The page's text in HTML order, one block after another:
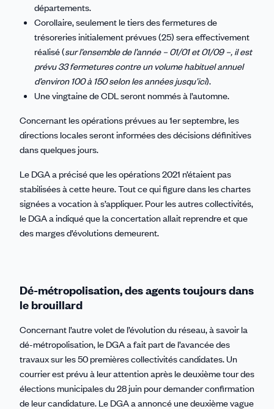
départements.
Corollaire, seulement le tiers des fermetures de
trésoreries initialement prévues (25) sera effectivement
réalisé (sur l’ensemble de l’année – 01/01 et 01/09 –, il est
prévu 33 fermetures contre un volume habituel annuel
d’environ 100 à 150 selon les années jusqu’ici).
Une vingtaine de CDL seront nommés à l’automne.
Concernant les opérations prévues au 1er septembre, les
directions locales seront informées des décisions définitives
dans quelques jours.
Le DGA a précisé que les opérations 2021 n’étaient pas
stabilisées à cette heure. Tout ce qui figure dans les chartes
signées a vocation à s’appliquer. Pour les autres collectivités,
le DGA a indiqué que la concertation allait reprendre et que
des marges d’évolutions demeurent.
Dé-métropolisation, des agents toujours dans
le brouillard
Concernant l’autre volet de l’évolution du réseau, à savoir la
dé-métropolisation, le DGA a fait part de l’avancée des
travaux sur les 50 premières collectivités candidates. Un
courrier est prévu à leur attention après le deuxième tour des
élections municipales du 28 juin pour demander confirmation
de leur candidature. Le DGA a annoncé une deuxième vague